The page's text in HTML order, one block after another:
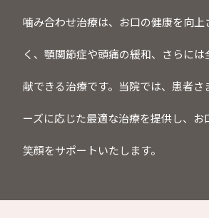
噛み合わせ治療は、お口の健康を向上
く、顎関節症や頭痛の緩和、さらに
献できる治療です。当院では、患者さ
ーズに応じた最適な治療を提供し、お
笑顔をサポートいたします。